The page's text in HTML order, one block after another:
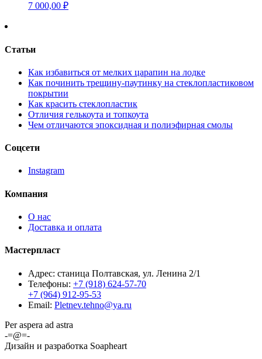
7 000,00 ₽
Статьи
Как избавиться от мелких царапин на лодке
Как починить трещину-паутинку на стеклопластиковом
покрытии
Как красить стеклопластик
Отличия гелькоута и топкоута
Чем отличаются эпоксидная и полиэфирная смолы
Соцсети
Instagram
Компания
О нас
Доставка и оплата
Мастерпласт
Адрес: станица Полтавская, ул. Ленина 2/1
Телефоны: +7 (918) 624-57-70
+7 (964) 912-95-53
Email: Pletnev.tehno@ya.ru
Per aspera ad astra
-=@=-
Дизайн и разработка Soapheart